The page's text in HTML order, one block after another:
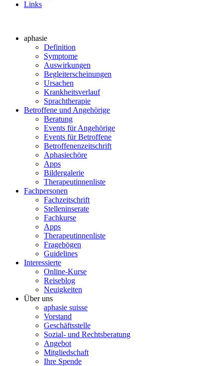
Links
aphasie
Definition
Symptome
Auswirkungen
Begleiterscheinungen
Ursachen
Krankheitsverlauf
Sprachtherapie
Betroffene und Angehörige
Beratung
Events für Angehörige
Events für Betroffene
Betroffenenzeitschrift
Aphasiechöre
Apps
Bildergalerie
Therapeutinnenliste
Fachpersonen
Fachzeitschrift
Stelleninserate
Fachkurse
Apps
Therapeutinnenliste
Fragebögen
Guidelines
Interessierte
Online-Kurse
Reiseblog
Neuigkeiten
Über uns
aphasie suisse
Vorstand
Geschäftsstelle
Sozial- und Rechtsberatung
Angebot
Mitgliedschaft
Ihre Spende